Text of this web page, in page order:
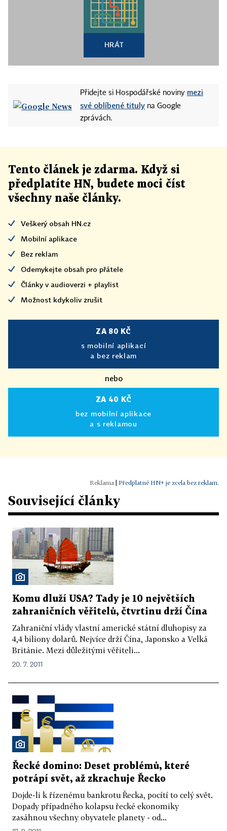
HRÁT
Přidejte si Hospodářské noviny mezi
své oblíbené tituly na Google
zprávách.
Tento článek je zdarma. Když si
předplatíte HN, budete moci číst
všechny naše články.
Veškerý obsah HN.cz
Mobilní aplikace
Bez reklam
Odemykejte obsah pro přátele
Články v audioverzi + playlist
Možnost kdykoliv zrušit
ZA 80 KČ
s mobilní aplikací
a bez reklam
nebo
ZA 40 KČ
bez mobilní aplikace
a s reklamou
Předplatné HN+ je zcela bez reklam.
Související články
Komu dluží USA? Tady je 10 největších
zahraničních věřitelů, čtvrtinu drží Čína
Zahraniční vlády vlastní americké státní dluhopisy za
4,4 biliony dolarů. Nejvíce drží Čína, Japonsko a Velká
Británie. Mezi důležitými věřiteli...
20. 7. 2011
Řecké domino: Deset problémů, které
potrápí svět, až zkrachuje Řecko
Dojde-li k řízenému bankrotu Řecka, pocítí to celý svět.
Dopady případného kolapsu řecké ekonomiky
zasáhnou všechny obyvatele planety - od...